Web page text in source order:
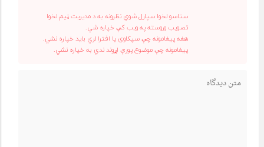
ستاسو لخوا سپارل شوي نظرونه به د مدیریت ټیم لخوا
تصویب وروسته په ویب کې خپاره شي.
هغه پیغامونه چې سپکاوی یا افترا لري باید خپاره نشي.
پیغامونه چې موضوع پورې اړوند ندي به خپاره نشي.